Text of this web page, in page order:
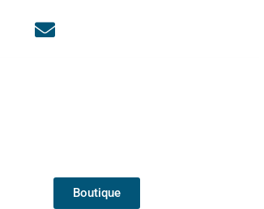
Boutique